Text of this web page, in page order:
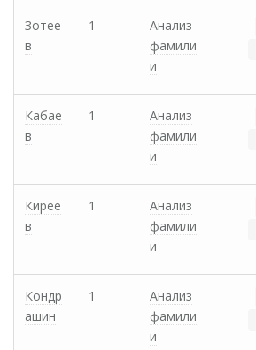
Зотее
в
1
Анализ
фамили
и
Кабае
в
1
Анализ
фамили
и
Кирее
в
1
Анализ
фамили
и
Кондр
ашин
1
Анализ
фамили
и